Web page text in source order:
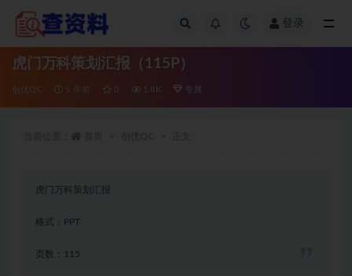
登录
虎门万科策划汇报（115P）
创优QC 5 年前 0 1.8K 专属
虎门万科策划汇报
格式：PPT
页数：115